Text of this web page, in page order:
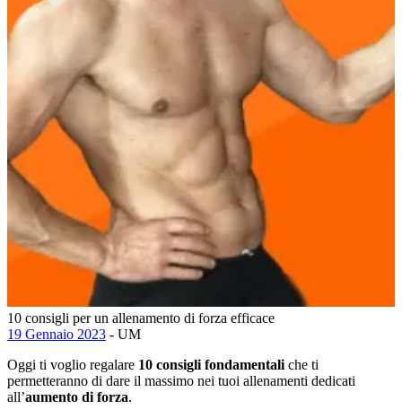
10 consigli per un allenamento di forza efficace
19 Gennaio 2023 - UM
Oggi ti voglio regalare 10 consigli fondamentali che ti
permetteranno di dare il massimo nei tuoi allenamenti dedicati
all’aumento di forza.